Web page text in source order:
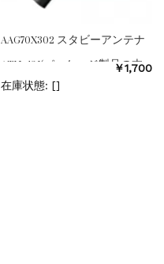
AAG70X302 スタビーアンテナ
ATU−12J(パッケージ製品の本
体付属同等品)
￥1,700
在庫状態: []